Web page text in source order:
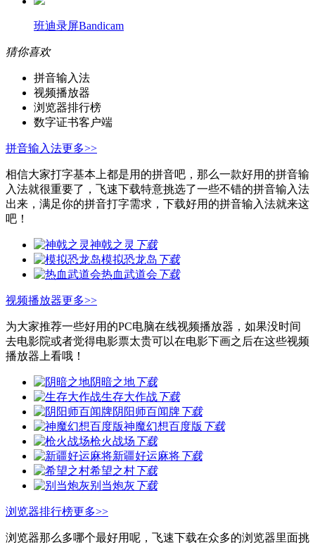
班迪录屏Bandicam
猜你喜欢
拼音输入法
视频播放器
浏览器排行榜
数字证书客户端
拼音输入法更多>>
相信大家打字基本上都是用的拼音吧，那么一款好用的拼音输
入法就很重要了，飞速下载特意挑选了一些不错的拼音输入法
出来，满足你的拼音打字需求，下载好用的拼音输入法就来这
吧！
神戟之灵 下载
模拟恐龙岛 下载
热血武道会 下载
视频播放器更多>>
为大家推荐一些好用的PC电脑在线视频播放器，如果没时间
去电影院或者觉得电影票太贵可以在电影下画之后在这些视频
播放器上看哦！
阴暗之地下载
生存大作战下载
阴阳师百闻牌下载
神魔幻想百度版 下载
枪火战场 下载
新疆好运麻将下载
希望之村下载
别当炮灰 下载
浏览器排行榜更多>>
浏览器那么多哪个最好用呢，飞速下载在众多的浏览器里面挑